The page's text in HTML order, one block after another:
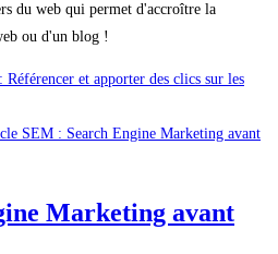
du web qui permet d'accroître la
ou d'un blog !
Référencer et apporter des clics sur les
Marketing avant